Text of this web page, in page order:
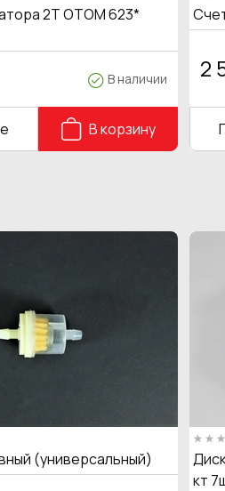
2Т OTOM 623*
В наличии
В корзину
2
(универсальный)
кт